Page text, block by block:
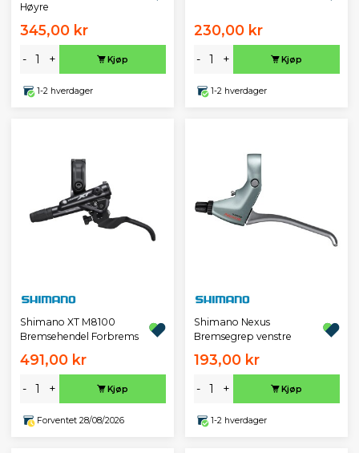
Høyre
345,00 kr
- + Kjøp
1-2 hverdager
230,00 kr
- + Kjøp
1-2 hverdager
Shimano XT M8100
Bremsehendel Forbrems
491,00 kr
- + Kjøp
Forventet 28/08/2026
Shimano Nexus
Bremsegrep venstre
193,00 kr
- + Kjøp
1-2 hverdager